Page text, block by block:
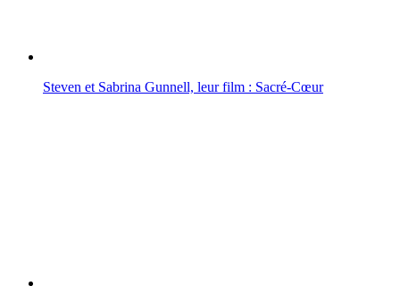
Steven et Sabrina Gunnell, leur film : Sacré-Cœur